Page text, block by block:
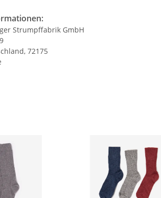
Strumpffabrik GmbH
72175